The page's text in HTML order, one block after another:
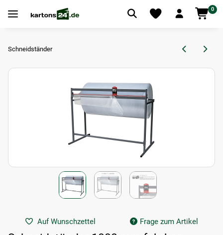
0
Schneidständer
Auf Wunschzettel Frage zum Artikel